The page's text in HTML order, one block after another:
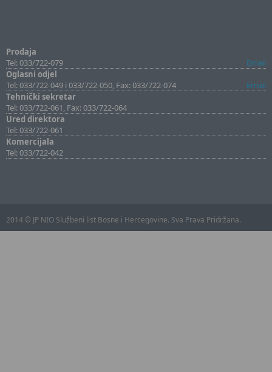
Prodaja
Tel: 033/722-079
Email
Oglasni odjel
Tel: 033/722-049 i 033/722-050, Fax: 033/722-074
Email
Tehnički sekretar
Tel: 033/722-061, Fax: 033/722-064
Ured direktora
Tel: 033/722-061
Komercijala
Tel: 033/722-042
2014 © JP NIO Službeni list Bosne i Hercegovine. Sva Prava Pridržana.